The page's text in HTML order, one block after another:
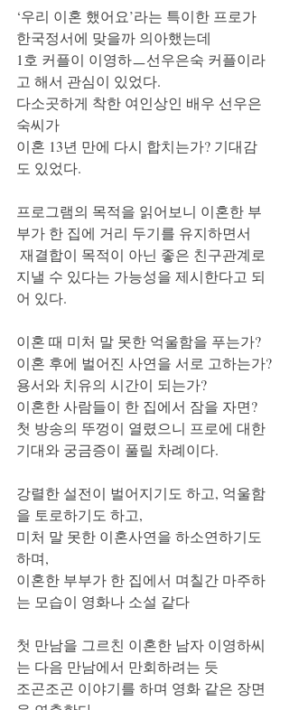
‘우리 이혼 했어요’라는 특이한 프로가
한국정서에 맞을까 의아했는데
1호 커플이 이영하ㅡ선우은숙 커플이라
고 해서 관심이 있었다.
다소곳하게 착한 여인상인 배우 선우은
숙씨가
이혼 13년 만에 다시 합치는가? 기대감
도 있었다.
프로그램의 목적을 읽어보니 이혼한 부
부가 한 집에 거리 두기를 유지하면서
지낼 수 있다는 가능성을 제시한다고 되
어 있다.
이혼 때 미처 말 못한 억울함을 푸는가?
이혼 후에 벌어진 사연을 서로 고하는가?
용서와 치유의 시간이 되는가?
이혼한 사람들이 한 집에서 잠을 자면?
첫 방송의 뚜껑이 열렸으니 프로에 대한
기대와 궁금증이 풀릴 차례이다.
강렬한 설전이 벌어지기도 하고, 억울함
을 토로하기도 하고,
미처 말 못한 이혼사연을 하소연하기도
하며,
이혼한 부부가 한 집에서 며칠간 마주하
는 모습이 영화나 소설 같다
첫 만남을 그르친 이혼한 남자 이영하씨
는 다음 만남에서 만회하려는 듯
조곤조곤 이야기를 하며 영화 같은 장면